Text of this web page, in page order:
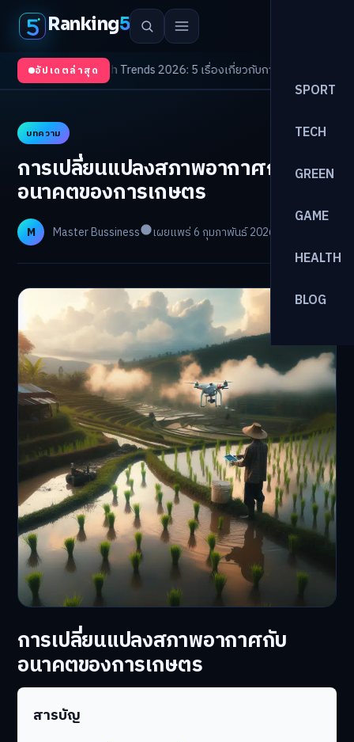
Ranking5
SPORT
TECH
GREEN
GAME
HEALTH
BLOG
อัปเดตล่าสุด
Health Trends 2026: 5 เรื่องเกี่ยวกับการแพทย์ที่ควรรู้
บทความ
การเปลี่ยนแปลงสภาพอากาศกับ
อนาคตของการเกษตร
M Master Bussiness เผยแพร่ 6 กุมภาพันธ์ 2026
การเปลี่ยนแปลงสภาพอากาศกับ
อนาคตของการเกษตร
สารบัญ